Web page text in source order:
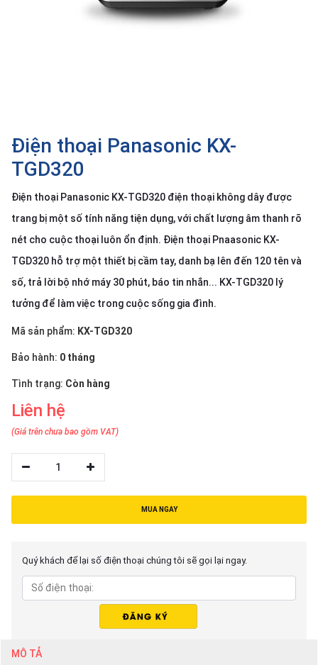
Điện thoại Panasonic KX-
TGD320
Điện thoại Panasonic KX-TGD320 điện thoại không dây được
trang bị một số tính năng tiện dụng, với chất lượng âm thanh rõ
nét cho cuộc thoại luôn ổn định. Điện thoại Pnaasonic KX-
TGD320 hỗ trợ một thiết bị cầm tay, danh bạ lên đến 120 tên và
số, trả lời bộ nhớ máy 30 phút, báo tin nhắn... KX-TGD320 lý
tưởng để làm việc trong cuộc sống gia đình.
Mã sản phẩm: KX-TGD320
Bảo hành: 0 tháng
Tình trạng: Còn hàng
Liên hệ
(Giá trên chưa bao gồm VAT)
1
MUA NGAY
Quý khách để lại số điện thoại chúng tôi sẽ gọi lại ngay.
MÔ TẢ
pháp
Dịch
vụ
Hỗ
Tin
hệ
Giới
NGÔN
NGỮ
Tiếng
việt